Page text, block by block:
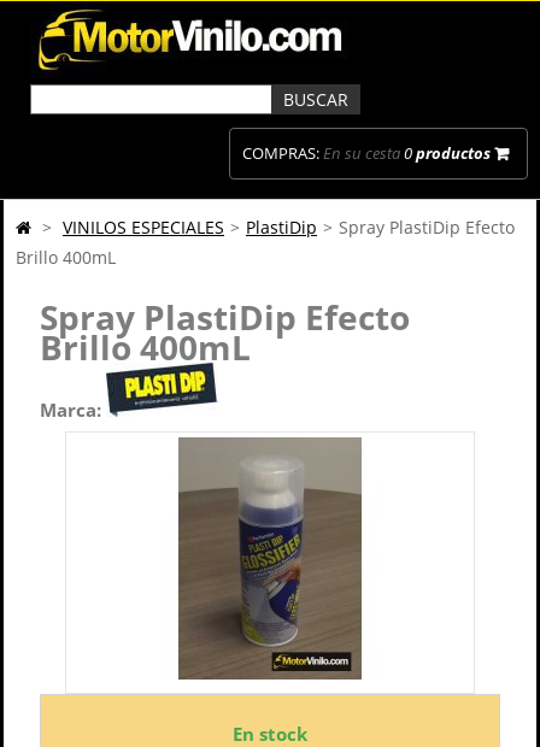
COMPRAS:En su cesta0productos
> VINILOS ESPECIALES > PlastiDip > Spray PlastiDip Efecto
Brillo 400mL
Spray PlastiDip Efecto
Brillo 400mL
Marca:
En stock